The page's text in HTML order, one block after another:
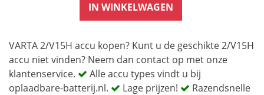
IN WINKELWAGEN
VARTA 2/V15H accu kopen? Kunt u de geschikte 2/V15H
accu niet vinden? Neem dan contact op met onze
klantenservice.
Alle accu types vindt u bij
oplaadbare-batterij.nl.
Lage prijzen!
Razendsnelle